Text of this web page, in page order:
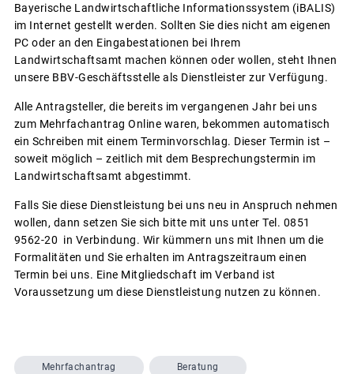
Bayerische Landwirtschaftliche Informationssystem (iBALIS)
im Internet gestellt werden. Sollten Sie dies nicht am eigenen
PC oder an den Eingabestationen bei Ihrem
Landwirtschaftsamt machen können oder wollen, steht Ihnen
unsere BBV-Geschäftsstelle als Dienstleister zur Verfügung.
Alle Antragsteller, die bereits im vergangenen Jahr bei uns
zum Mehrfachantrag Online waren, bekommen automatisch
ein Schreiben mit einem Terminvorschlag. Dieser Termin ist –
soweit möglich – zeitlich mit dem Besprechungstermin im
Landwirtschaftsamt abgestimmt.
Falls Sie diese Dienstleistung bei uns neu in Anspruch nehmen
wollen, dann setzen Sie sich bitte mit uns unter Tel. 0851
9562-20 in Verbindung. Wir kümmern uns mit Ihnen um die
Formalitäten und Sie erhalten im Antragszeitraum einen
Termin bei uns. Eine Mitgliedschaft im Verband ist
Voraussetzung um diese Dienstleistung nutzen zu können.
Mehrfachantrag Beratung